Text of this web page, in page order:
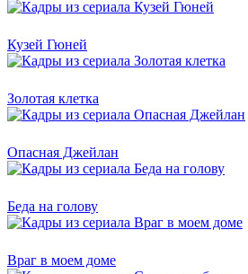
Кузей Гюней
Золотая клетка
Опасная Джейлан
Беда на голову
Враг в моем доме